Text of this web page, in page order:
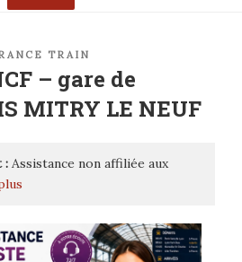
TRAIN
– gare de
MITRY LE NEUF
: Assistance non affiliée aux